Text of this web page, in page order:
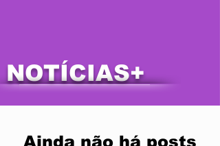
NOTÍCIAS+
Ainda não há posts